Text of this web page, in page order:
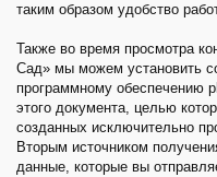
таким образом удобство
Также во время просмотра
Сад» мы можем установить
программному обеспечению
этого документа, целью
созданных исключительно
Вторым источником
данные, которые вы